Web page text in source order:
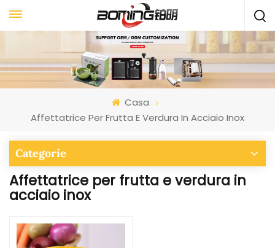
Casa
Affettatrice Per Frutta E Verdura In Acciaio Inox
Categorie
Affettatrice per frutta e verdura in
acciaio inox